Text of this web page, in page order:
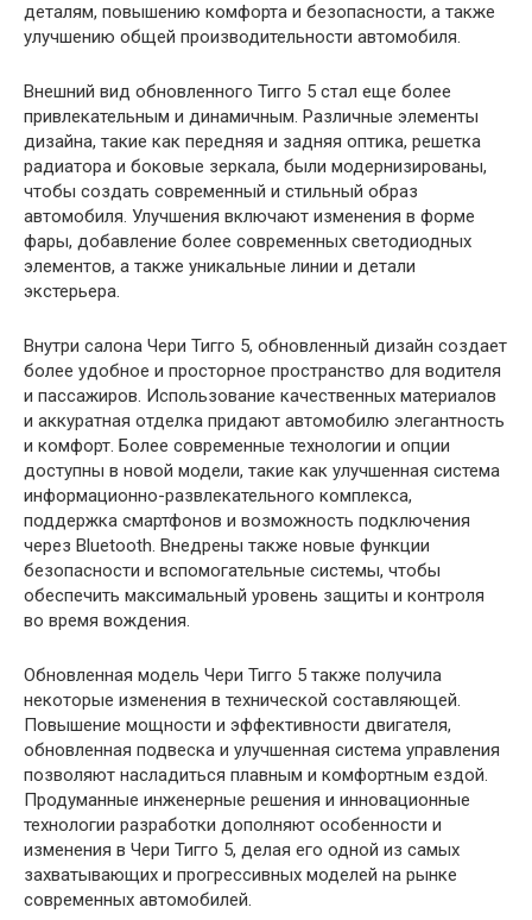
деталям, повышению комфорта и безопасности, а также
улучшению общей производительности автомобиля.
Внешний вид обновленного Тигго 5 стал еще более
привлекательным и динамичным. Различные элементы
дизайна, такие как передняя и задняя оптика, решетка
радиатора и боковые зеркала, были модернизированы,
чтобы создать современный и стильный образ
автомобиля. Улучшения включают изменения в форме
фары, добавление более современных светодиодных
элементов, а также уникальные линии и детали
экстерьера.
Внутри салона Чери Тигго 5, обновленный дизайн создает
более удобное и просторное пространство для водителя
и пассажиров. Использование качественных материалов
и аккуратная отделка придают автомобилю элегантность
и комфорт. Более современные технологии и опции
доступны в новой модели, такие как улучшенная система
информационно-развлекательного комплекса,
поддержка смартфонов и возможность подключения
через Bluetooth. Внедрены также новые функции
безопасности и вспомогательные системы, чтобы
обеспечить максимальный уровень защиты и контроля
во время вождения.
Обновленная модель Чери Тигго 5 также получила
некоторые изменения в технической составляющей.
Повышение мощности и эффективности двигателя,
обновленная подвеска и улучшенная система управления
позволяют насладиться плавным и комфортным ездой.
Продуманные инженерные решения и инновационные
технологии разработки дополняют особенности и
изменения в Чери Тигго 5, делая его одной из самых
захватывающих и прогрессивных моделей на рынке
современных автомобилей.